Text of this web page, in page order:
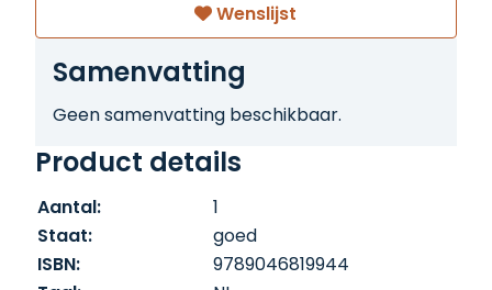
Wenslijst
Samenvatting
Geen samenvatting beschikbaar.
Product details
Aantal:
1
Staat:
goed
ISBN:
9789046819944